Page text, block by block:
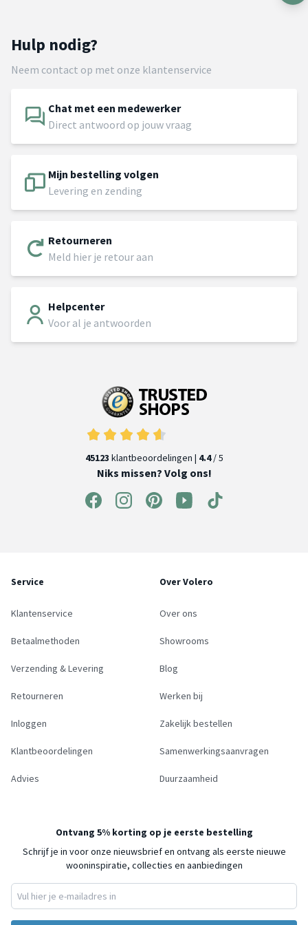
Hulp nodig?
Neem contact op met onze klantenservice
Chat met een medewerker
Direct antwoord op jouw vraag
Mijn bestelling volgen
Levering en zending
Retourneren
Meld hier je retour aan
Helpcenter
Voor al je antwoorden
45123 klantbeoordelingen | 4.4/ 5
Niks missen? Volg ons!
Service
Klantenservice
Betaalmethoden
Verzending & Levering
Retourneren
Inloggen
Klantbeoordelingen
Advies
Over Volero
Over ons
Showrooms
Blog
Werken bij
Zakelijk bestellen
Samenwerkingsaanvragen
Duurzaamheid
Ontvang 5% korting op je eerste bestelling
Schrijf je in voor onze nieuwsbrief en ontvang als eerste nieuwe
wooninspiratie, collecties en aanbiedingen